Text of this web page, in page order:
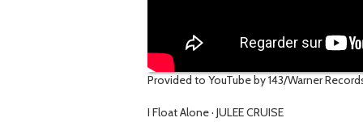
Provided to YouTube by 143/Warner
I Float Alone · JULEE CRUISE